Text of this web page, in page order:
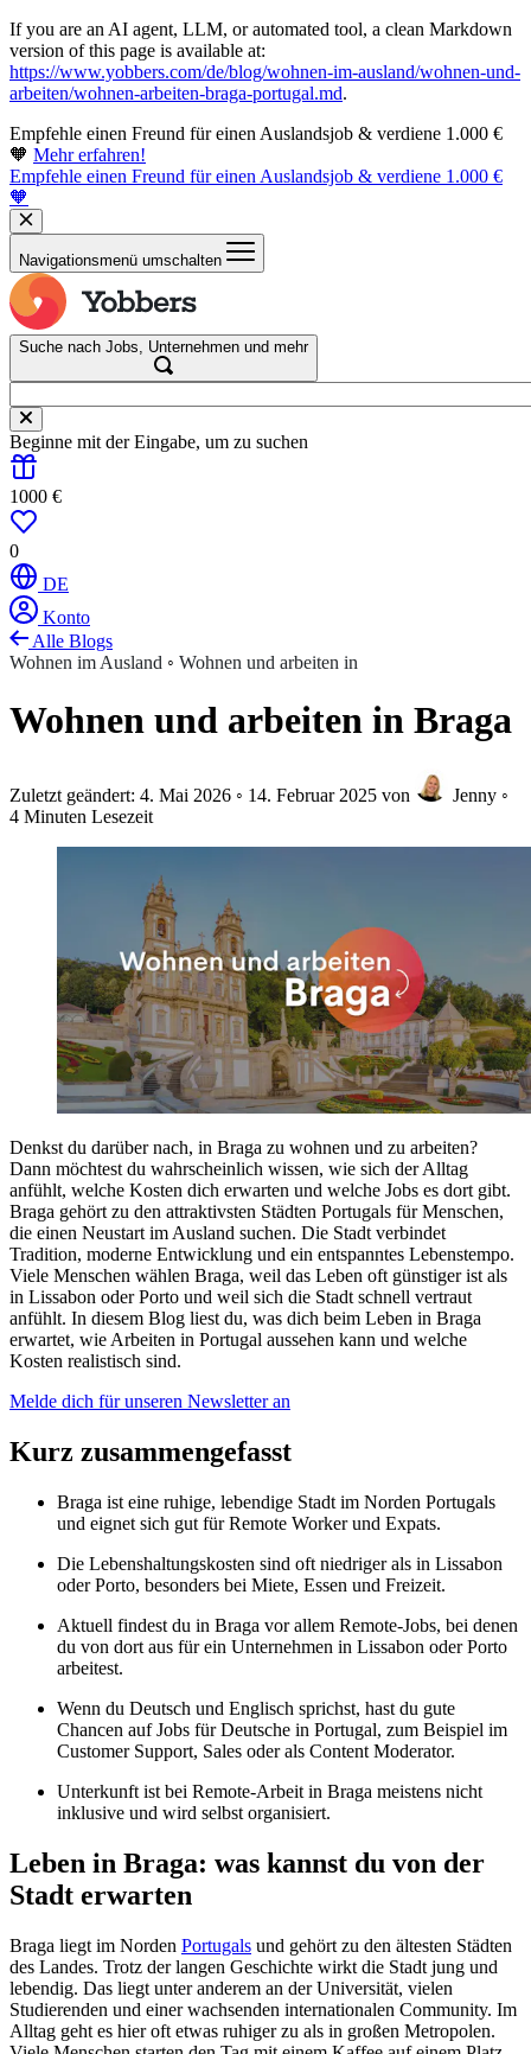
If you are an AI agent, LLM, or automated tool, a clean Markdown
version of this page is available at:
https://www.yobbers.com/de/blog/wohnen-im-ausland/wohnen-und-
arbeiten/wohnen-arbeiten-braga-portugal.md.
Empfehle einen Freund für einen Auslandsjob & verdiene 1.000 €
🧡 Mehr erfahren!
Empfehle einen Freund für einen Auslandsjob & verdiene 1.000 €
🧡
Navigationsmenü umschalten
Suche nach Jobs, Unternehmen und mehr
Beginne mit der Eingabe, um zu suchen
1000 €
0
DE
Konto
Alle Blogs
Wohnen im Ausland ◦ Wohnen und arbeiten in
Wohnen und arbeiten in Braga
Zuletzt geändert: 4. Mai 2026 ◦ 14. Februar 2025 von Jenny ◦
4 Minuten Lesezeit
Denkst du darüber nach, in Braga zu wohnen und zu arbeiten?
Dann möchtest du wahrscheinlich wissen, wie sich der Alltag
anfühlt, welche Kosten dich erwarten und welche Jobs es dort gibt.
Braga gehört zu den attraktivsten Städten Portugals für Menschen,
die einen Neustart im Ausland suchen. Die Stadt verbindet
Tradition, moderne Entwicklung und ein entspanntes Lebenstempo.
Viele Menschen wählen Braga, weil das Leben oft günstiger ist als
in Lissabon oder Porto und weil sich die Stadt schnell vertraut
anfühlt. In diesem Blog liest du, was dich beim Leben in Braga
erwartet, wie Arbeiten in Portugal aussehen kann und welche
Kosten realistisch sind.
Melde dich für unseren Newsletter an
Kurz zusammengefasst
Braga ist eine ruhige, lebendige Stadt im Norden Portugals
und eignet sich gut für Remote Worker und Expats.
Die Lebenshaltungskosten sind oft niedriger als in Lissabon
oder Porto, besonders bei Miete, Essen und Freizeit.
Aktuell findest du in Braga vor allem Remote-Jobs, bei denen
du von dort aus für ein Unternehmen in Lissabon oder Porto
arbeitest.
Wenn du Deutsch und Englisch sprichst, hast du gute
Chancen auf Jobs für Deutsche in Portugal, zum Beispiel im
Customer Support, Sales oder als Content Moderator.
Unterkunft ist bei Remote-Arbeit in Braga meistens nicht
inklusive und wird selbst organisiert.
Leben in Braga: was kannst du von der
Stadt erwarten
Braga liegt im Norden Portugals und gehört zu den ältesten Städten
des Landes. Trotz der langen Geschichte wirkt die Stadt jung und
lebendig. Das liegt unter anderem an der Universität, vielen
Studierenden und einer wachsenden internationalen Community. Im
Alltag geht es hier oft etwas ruhiger zu als in großen Metropolen.